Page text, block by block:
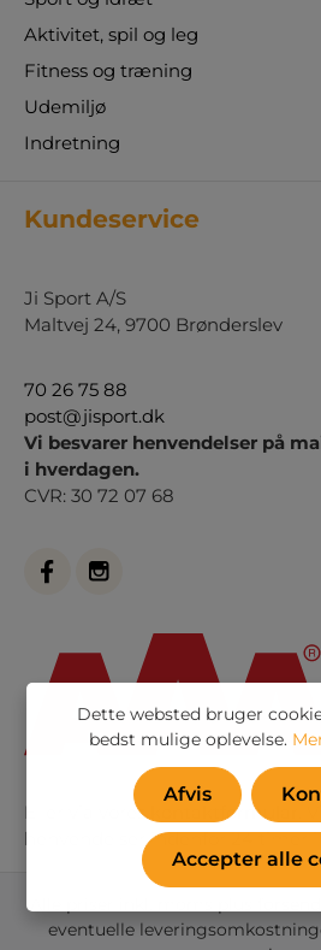
Aktivitet, spil og leg
Fitness og træning
Udemiljø
Indretning
Kundeservice
Ji Sport A/S
Maltvej 24, 9700 Brønderslev
70 26 75 88
post@jisport.dk
Vi besvarer henvendelser på
i hverdagen.
CVR: 30 72 07 68
Eller via vores kontaktformular
.
henvendelser indenfor 24 timer i
eventuelle
Dette websted bruger
bedst mulige oplevelse.
Afvis
Accepter alle